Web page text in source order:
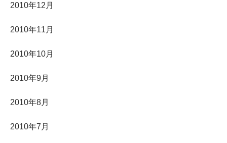
2010年12月
2010年11月
2010年10月
2010年9月
2010年8月
2010年7月